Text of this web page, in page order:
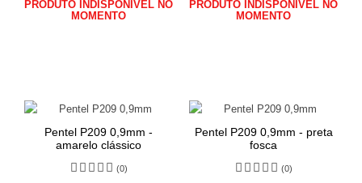
PRODUTO INDISPONÍVEL NO
MOMENTO
PRODUTO INDISPONÍVEL NO
MOMENTO
Pentel P209 0,9mm -
amarelo clássico
(0)
Pentel P209 0,9mm - preta
fosca
(0)